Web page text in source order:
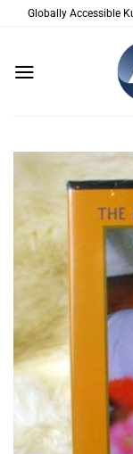
ZumGlobally Accessible